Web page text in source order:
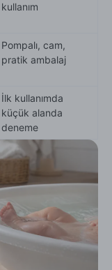
kullanım
Pompalı, cam,
pratik ambalaj
İlk kullanımda
küçük alanda
deneme